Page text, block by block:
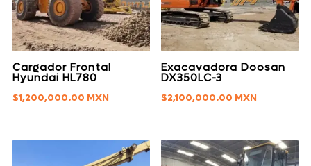
Cargador Frontal
Hyundai HL780
$1,200,000.00
Exacavadora Doosan
DX350LC-3
$2,100,000.00